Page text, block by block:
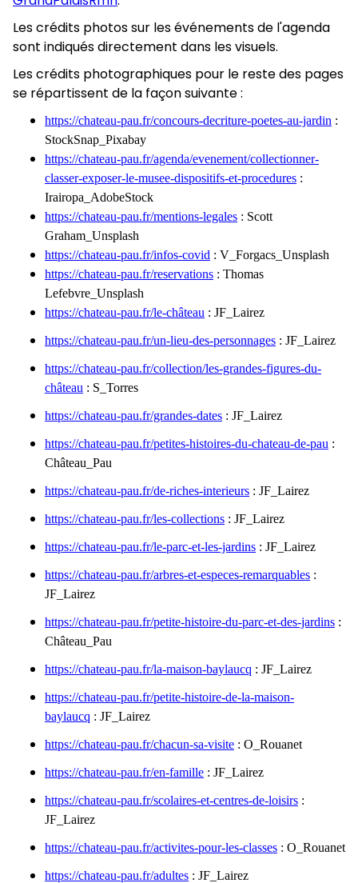
Les crédits photos sur les événements de l'agenda
sont indiqués directement dans les visuels.
Les crédits photographiques pour le reste des pages
se répartissent de la façon suivante :
https://chateau-pau.fr/concours-decriture-poetes-au-jardin :
StockSnap_Pixabay
https://chateau-pau.fr/agenda/evenement/collectionner-
classer-exposer-le-musee-dispositifs-et-procedures :
Irairopa_AdobeStock
https://chateau-pau.fr/mentions-legales : Scott
Graham_Unsplash
https://chateau-pau.fr/infos-covid : V_Forgacs_Unsplash
https://chateau-pau.fr/reservations : Thomas
Lefebvre_Unsplash
https://chateau-pau.fr/le-château : JF_Lairez
https://chateau-pau.fr/un-lieu-des-personnages : JF_Lairez
https://chateau-pau.fr/collection/les-grandes-figures-du-
château : S_Torres
https://chateau-pau.fr/grandes-dates : JF_Lairez
https://chateau-pau.fr/petites-histoires-du-chateau-de-pau :
Château_Pau
https://chateau-pau.fr/de-riches-interieurs : JF_Lairez
https://chateau-pau.fr/les-collections : JF_Lairez
https://chateau-pau.fr/le-parc-et-les-jardins : JF_Lairez
https://chateau-pau.fr/arbres-et-especes-remarquables :
JF_Lairez
https://chateau-pau.fr/petite-histoire-du-parc-et-des-jardins :
Château_Pau
https://chateau-pau.fr/la-maison-baylaucq : JF_Lairez
https://chateau-pau.fr/petite-histoire-de-la-maison-
baylaucq : JF_Lairez
https://chateau-pau.fr/chacun-sa-visite : O_Rouanet
https://chateau-pau.fr/en-famille : JF_Lairez
https://chateau-pau.fr/scolaires-et-centres-de-loisirs :
JF_Lairez
https://chateau-pau.fr/activites-pour-les-classes : O_Rouanet
https://chateau-pau.fr/adultes : JF_Lairez